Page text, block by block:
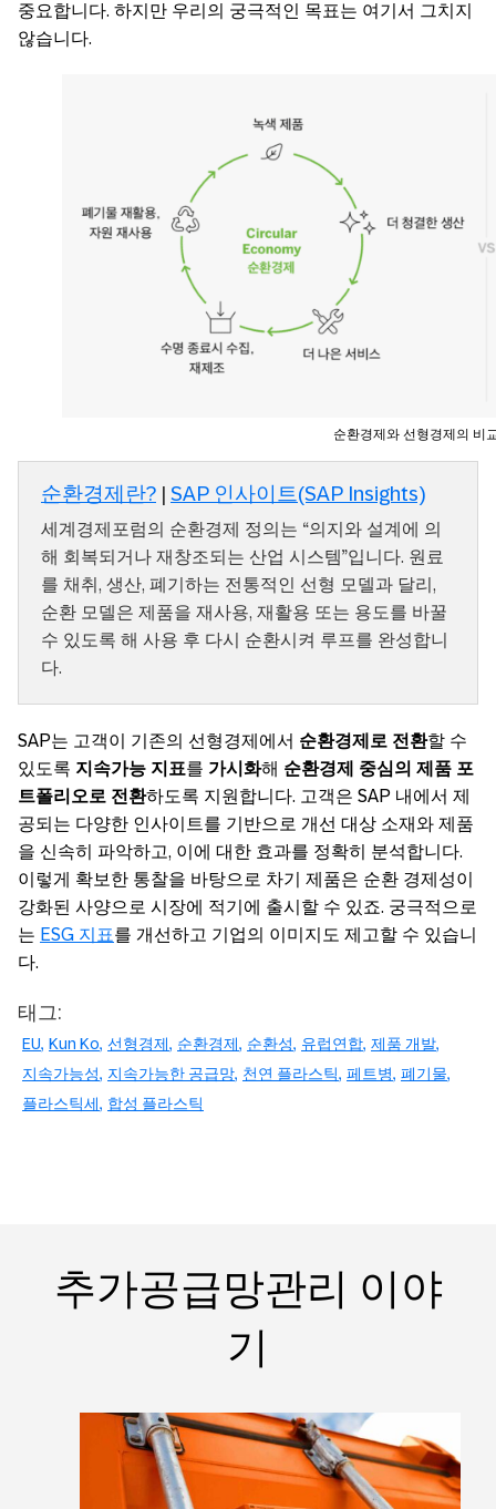
중요합니다. 하지만 우리의 궁극적인 목표는 여기서 그치지
않습니다.
순환경제와 선형경제의 비
순환경제란? | SAP 인사이트(SAP Insights)
세계경제포럼의 순환경제 정의는 “의지와 설계에 의
해 회복되거나 재창조되는 산업 시스템”입니다. 원료
를 채취, 생산, 폐기하는 전통적인 선형 모델과 달리,
순환 모델은 제품을 재사용, 재활용 또는 용도를 바꿀
수 있도록 해 사용 후 다시 순환시켜 루프를 완성합니
다.
SAP는 고객이 기존의 선형경제에서 순환경제로 전환할 수
있도록 지속가능 지표를 가시화해 순환경제 중심의 제품 포
트폴리오로 전환하도록 지원합니다. 고객은 SAP 내에서 제
공되는 다양한 인사이트를 기반으로 개선 대상 소재와 제품
을 신속히 파악하고, 이에 대한 효과를 정확히 분석합니다.
이렇게 확보한 통찰을 바탕으로 차기 제품은 순환 경제성이
강화된 사양으로 시장에 적기에 출시할 수 있죠. 궁극적으로
는 ESG 지표를 개선하고 기업의 이미지도 제고할 수 있습니
다.
태그:
EU Kun Ko 선형경제 순환경제 순환성 유럽연합 제품 개발
지속가능성
지속가능한 공급망 천연 플라스틱 페트병 폐기물
플라스틱세
합성 플라스틱
추가공급망관리 이야
기